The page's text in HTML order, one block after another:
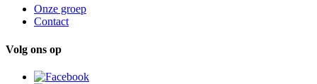
Onze groep
Contact
Volg ons op